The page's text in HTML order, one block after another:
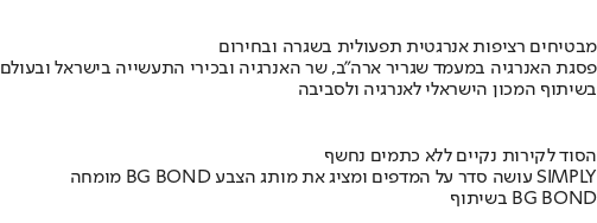
מבטיחים רציפות אנרגטית תפעולית בשגרה ובחירום
פסגת האנרגיה במעמד שגריר ארה"ב, שר האנרגיה ובכירי התעשייה בישראל ובעולם
בשיתוף המכון הישראלי לאנרגיה ולסביבה
הסוד לקירות נקיים ללא כתמים נחשף
מומחה BG BOND עושה סדר על המדפים ומציג את מותג הצבע SIMPLY
בשיתוף BG BOND